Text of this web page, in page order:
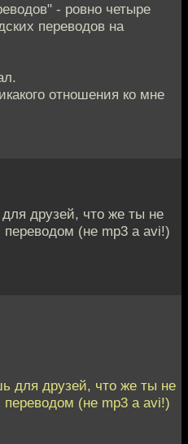
- ровно четыре
переводов на
отношения ко мне
друзей, что же ты не
(не mp3 а avi!)
для друзей, что же ты не
(не mp3 а avi!)